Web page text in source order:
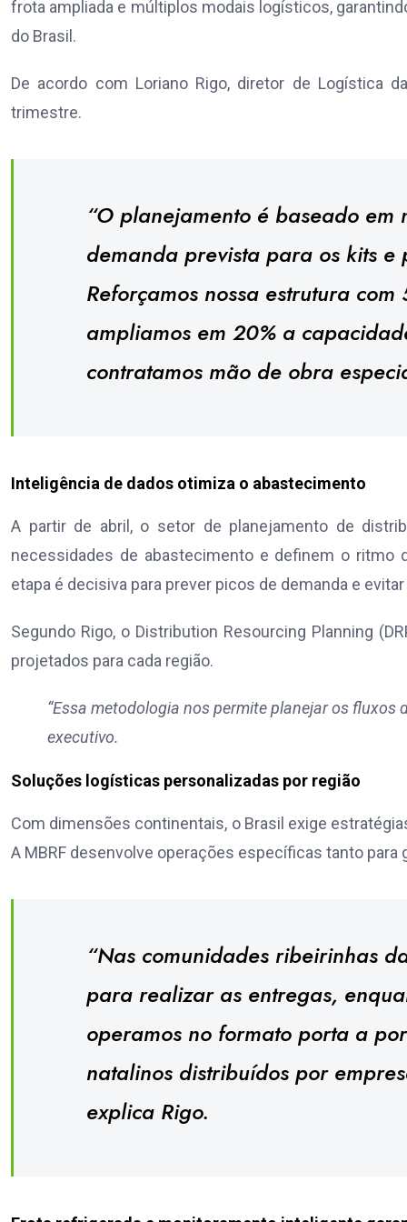
frota ampliada e múltiplos modais logísticos,
do Brasil.
De acordo com Loriano Rigo, diretor de Logística
trimestre.
“O planejamento é baseado em
demanda prevista para os kits e
Reforçamos nossa estrutura
ampliamos em 20% a
contratamos mão de obra
Inteligência de dados otimiza o abastecimento
A partir de abril, o setor de planejamento de
necessidades de abastecimento e definem o ritmo
etapa é decisiva para prever picos de demanda e
Segundo Rigo, o Distribution Resourcing Planning
projetados para cada região.
“Essa metodologia nos permite planejar os fluxos
executivo.
Soluções logísticas personalizadas por região
Com dimensões continentais, o Brasil exige
A MBRF desenvolve operações específicas tanto
“Nas comunidades ribeirinhas
para realizar as entregas,
operamos no formato porta a
natalinos distribuídos por
explica Rigo.